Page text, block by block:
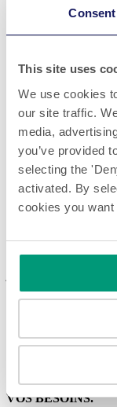
Consent
This site uses
We use cookies
our site traffic.
media,
you’ve provided
selecting the
activated. By
cookies you want
conditionnement et
fond stable avec ou
ou Velcro, etc.), est
permet de réagir à
nouveaux formats ou
Nous pouvons
une machine qui
allant jusqu'à 7 litres.
série PMP, est une
jusqu'à 7 litres et une
excellent support
principaux leaders
VOS BESOINS.